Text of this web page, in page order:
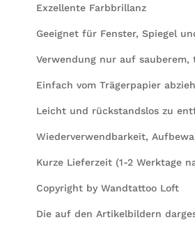
Exzellente Farbbrillanz
Geeignet für Fenster, Spiegel
Verwendung nur auf
Einfach vom Trägerpapier
Leicht und rückstandslos zu
Wiederverwendbarkeit,
Kurze Lieferzeit (1-2 Werktage
Copyright by Wandtattoo Loft
Die auf den Artikelbildern